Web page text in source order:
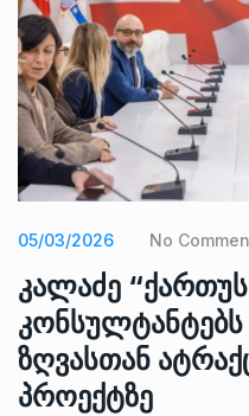
05/03/2026 No
კალაძე
ზღვასთან
პროექტზე